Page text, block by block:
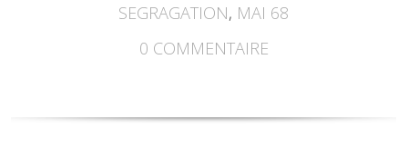
SEGRAGATION, MAI 68
0 COMMENTAIRE